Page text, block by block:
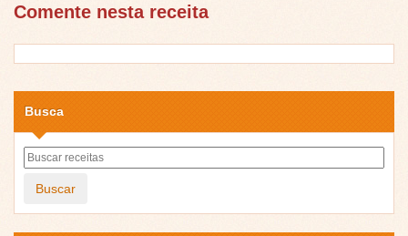
Comente nesta receita
Busca
Buscar